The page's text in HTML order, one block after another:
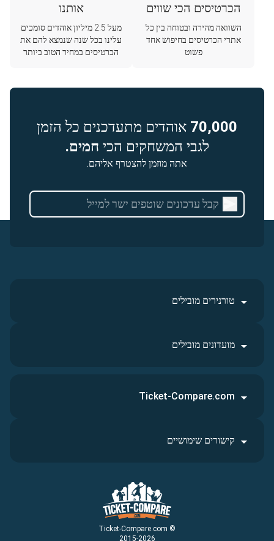
הכרטיסים הכי שווים
השוואה מהירה ובטוחה בין כל
אתרי הכרטיסים בחיפוש אחד
פשוט
אותנו
מעל 2.5 מיליון אוהדים סומכים
עלינו בכל שנה שנמצא להם את
הכרטיסים במחיר הטוב ביותר
70,000 אוהדים מתעדכנים כל הזמן
לגבי המשחקים הכי חמים.
אתה מוזמן להצטרף אליהם.
טורנירים מובילים
מועדונים מובילים
© Ticket-Compare.com
2015-2026
Ticket-Compare.com
קישורים שימושיים